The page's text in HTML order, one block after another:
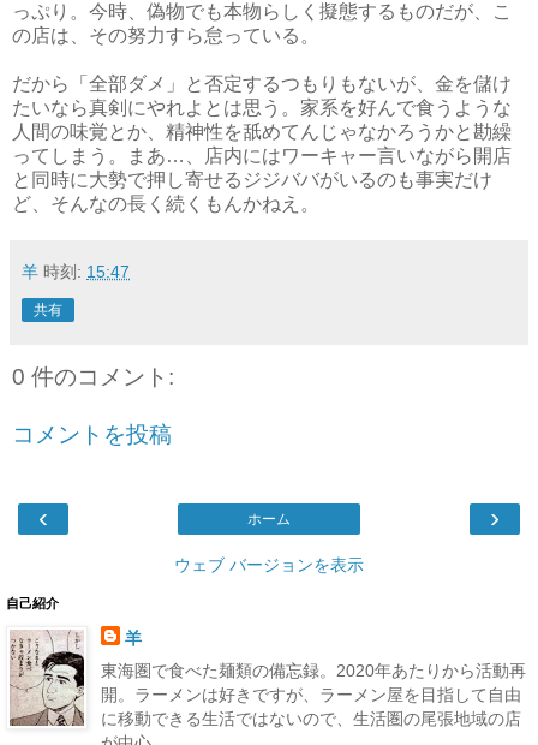
っぷり。今時、偽物でも本物らしく擬態するものだが、こ
の店は、その努力すら怠っている。
だから「全部ダメ」と否定するつもりもないが、金を儲け
たいなら真剣にやれよとは思う。家系を好んで食うような
人間の味覚とか、精神性を舐めてんじゃなかろうかと勘繰
ってしまう。まあ…、店内にはワーキャー言いながら開店
と同時に大勢で押し寄せるジジババがいるのも事実だけ
ど、そんなの長く続くもんかねえ。
羊 時刻: 15:47
共有
0 件のコメント:
コメントを投稿
‹ ›
ホーム
ウェブ バージョンを表示
自己紹介
羊
東海圏で食べた麺類の備忘録。2020年あたりから活動再
開。ラーメンは好きですが、ラーメン屋を目指して自由
に移動できる生活ではないので、生活圏の尾張地域の店